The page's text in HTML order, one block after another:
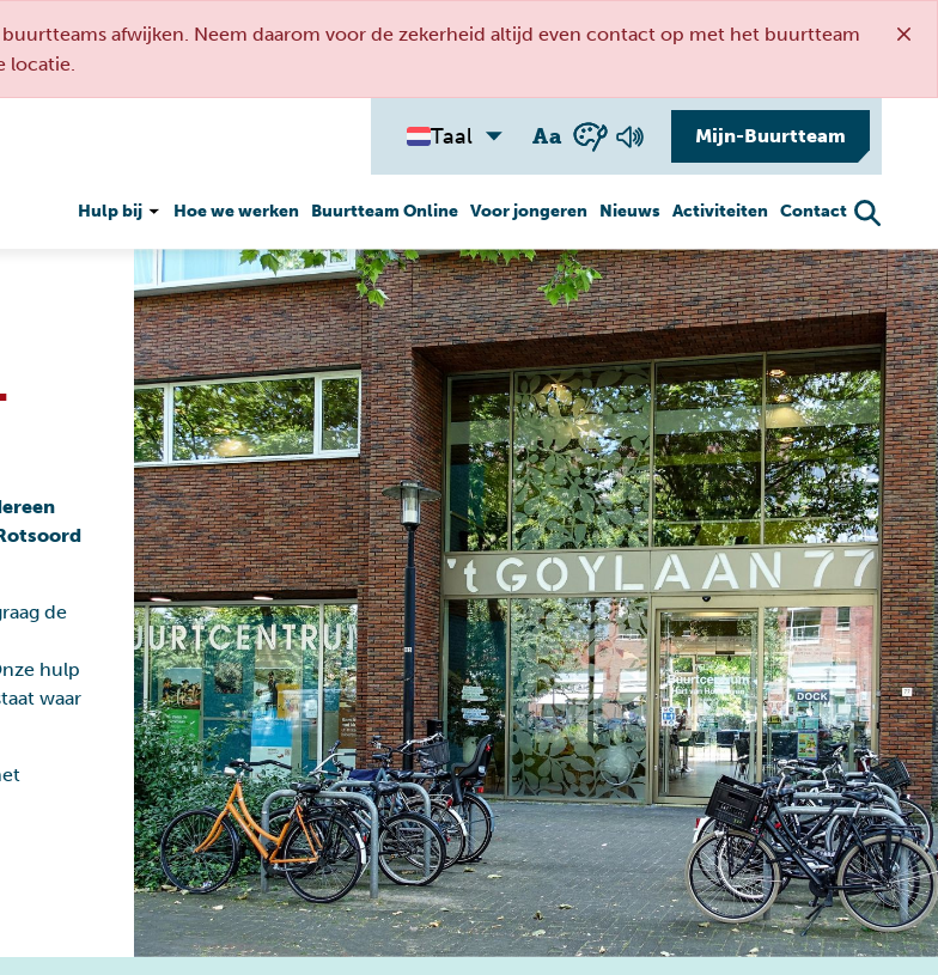
afwijken. Neem daarom voor de zekerheid altijd even contact op met het buurtteam
locatie.
Taal Aa Mijn-Buurtteam
Hulp bij
Werken en meedoen
Gezond ouder
worden
Veiligheid
Hoe we werken Buurtteam Online Voor jongeren Nieuws Activiteiten Contact
de
hulp
waar